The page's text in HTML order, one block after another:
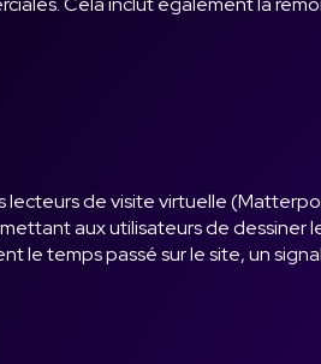
lecteurs de visite virtuelle
aux utilisateurs de dessiner
le temps passé sur le site, un